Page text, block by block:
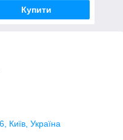
Купити
Київ, Україна